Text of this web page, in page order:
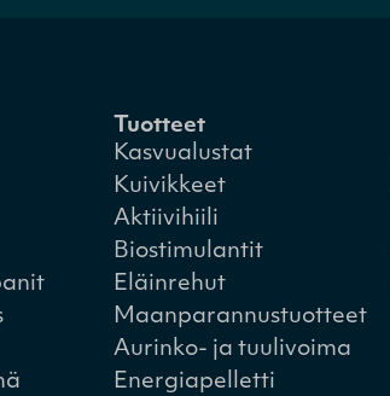
Tuotteet
Kasvualustat
Kuivikkeet
Aktiivihiili
Biostimulantit
Eläinrehut
Maanparannustuotteet
Aurinko- ja tuulivoima
Energiapelletti